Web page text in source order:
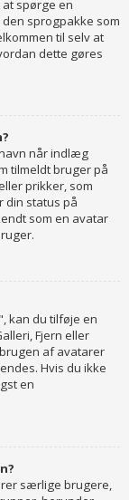
spørge en
sprogpakke som
til selv at
dette gøres
når indlæg
tilmeldt bruger på
prikker, som
din status på
som en avatar
kan du tilføje en
Fjern eller
af avatarer
Hvis du ikke
en
særlige brugere,